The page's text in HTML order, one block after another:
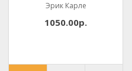
Эрик Карле
1050.00р.